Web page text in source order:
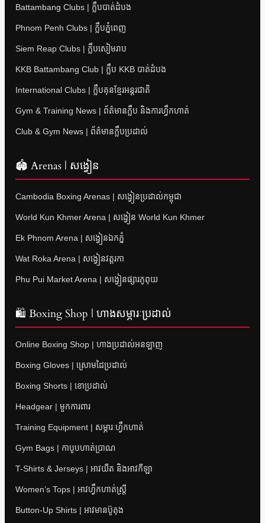
Battambang Clubs | ក្លឹបបាត់ដំបង
Phnom Penh Clubs | ក្លឹបភ្នំពេញ
Siem Reap Clubs | ក្លឹបសៀមរាប
KKB Battambang Club | ក្លឹប KKB បាត់ដំបង
International Clubs | ក្លឹបគុនខ្មែរអន្តរជាតិ
Gym & Training News | ព័ត៌មានក្លឹប និងការហ្វឹកហាត់
Club & Gym News | ព័ត៌មានក្លឹបប្រដាល់
🏟 Arenas | សង្វៀន
Cambodia Boxing Arenas | សង្វៀនប្រដាល់កម្ពុជា
World Kun Khmer Arena | សង្វៀន World Kun Khmer
Ek Phnom Arena | សង្វៀនឯកភ្នំ
Wat Roka Arena | សង្វៀនវត្តរកា
Phu Pui Market Arena | សង្វៀនផ្សារភូពុយ
🛍 Boxing Shop | ហាងសម្ភារៈប្រដាល់
Online Boxing Shop | ហាងប្រដាល់អនឡាញ
Boxing Gloves | ស្រោមដៃប្រដាល់
Boxing Shorts | ខោប្រដាល់
Headgear | មួកការពារ
Training Equipment | សម្ភារៈហ្វឹកហាត់
Gym Bags | កាបូបហាត់ប្រាណ
T-Shirts & Jerseys | អាវយឺត និងអាវកីឡា
Women’s Tops | អាវហ្វឹកហាត់ស្ត្រី
Button-Up Shirts | អាវមានប៊ូតុង